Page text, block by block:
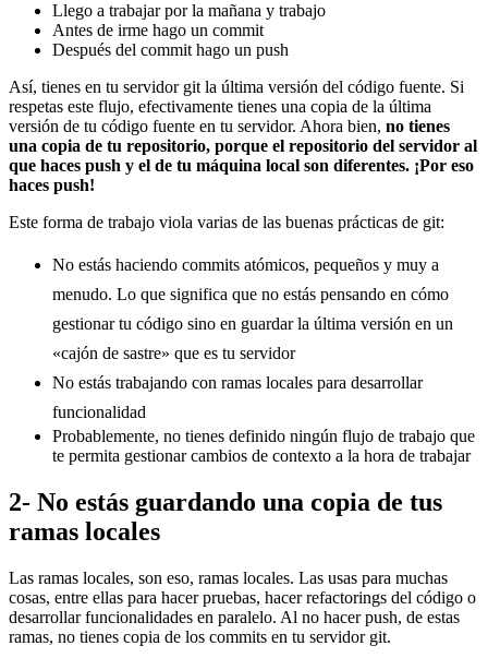
Llego a trabajar por la mañana y trabajo
Antes de irme hago un commit
Después del commit hago un push
Así, tienes en tu servidor git la última versión del código fuente. Si
respetas este flujo, efectivamente tienes una copia de la última
versión de tu código fuente en tu servidor. Ahora bien, no tienes
una copia de tu repositorio, porque el repositorio del servidor al
que haces push y el de tu máquina local son diferentes. ¡Por eso
haces push!
Este forma de trabajo viola varias de las buenas prácticas de git:
No estás haciendo commits atómicos, pequeños y muy a
menudo. Lo que significa que no estás pensando en cómo
gestionar tu código sino en guardar la última versión en un
«cajón de sastre» que es tu servidor
No estás trabajando con ramas locales para desarrollar
funcionalidad
Probablemente, no tienes definido ningún flujo de trabajo que
te permita gestionar cambios de contexto a la hora de trabajar
2- No estás guardando una copia de tus
ramas locales
Las ramas locales, son eso, ramas locales. Las usas para muchas
cosas, entre ellas para hacer pruebas, hacer refactorings del código o
desarrollar funcionalidades en paralelo. Al no hacer push, de estas
ramas, no tienes copia de los commits en tu servidor git.